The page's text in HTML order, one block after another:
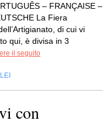
– FRANÇAISE –
La Fiera
di cui vi
qui, è divisa in 3
il seguito
con